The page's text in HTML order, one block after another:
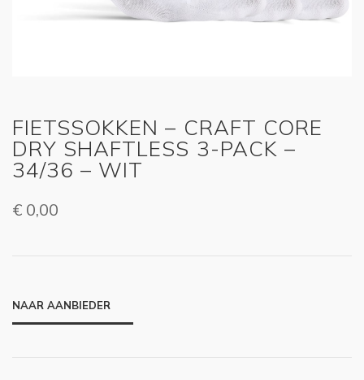
FIETSSOKKEN – CRAFT CORE
DRY SHAFTLESS 3-PACK –
34/36 – WIT
€ 0,00
NAAR AANBIEDER